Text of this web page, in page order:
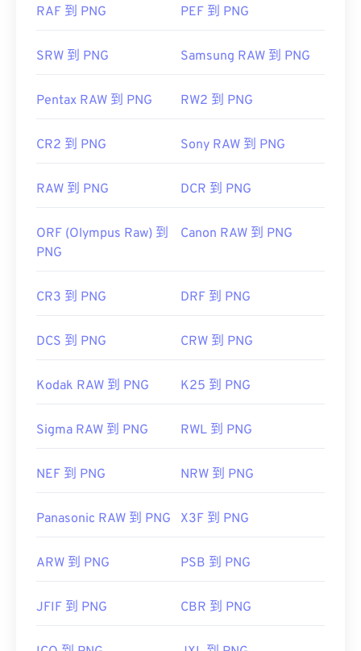
RAF 到 PNG PEF 到 PNG
SRW 到 PNG Samsung RAW 到 PNG
Pentax RAW 到 PNG RW2 到 PNG
CR2 到 PNG Sony RAW 到 PNG
RAW 到 PNG DCR 到 PNG
ORF (Olympus Raw) 到
PNG
Canon RAW 到 PNG
CR3 到 PNG DRF 到 PNG
DCS 到 PNG CRW 到 PNG
Kodak RAW 到 PNG K25 到 PNG
Sigma RAW 到 PNG RWL 到 PNG
NEF 到 PNG NRW 到 PNG
Panasonic RAW 到 PNG X3F 到 PNG
ARW 到 PNG PSB 到 PNG
JFIF 到 PNG CBR 到 PNG